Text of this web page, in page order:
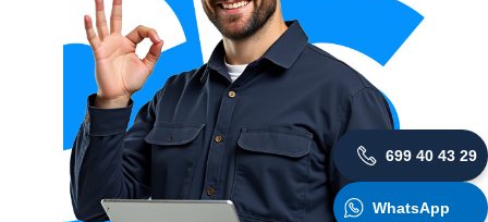
699 40 43 29
WhatsApp